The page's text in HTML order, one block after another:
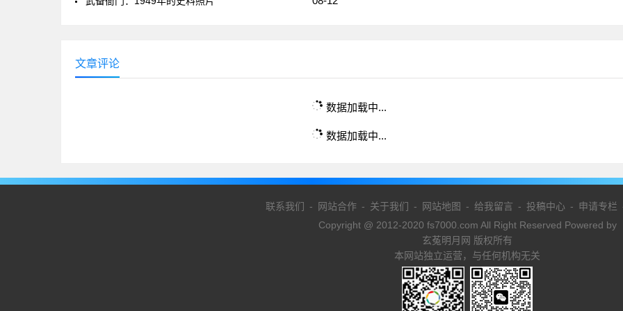
文章评论
数据加载中...
数据加载中...
联系我们 - 网站合作- 关于我们 - 网站地图 - 给我留言 - 投稿中心- 申请专栏
Copyright @ 2012-2020 fs7000.com All Right Reserved Powered by
玄菟明月网 版权所有
本网站独立运营，与任何机构无关